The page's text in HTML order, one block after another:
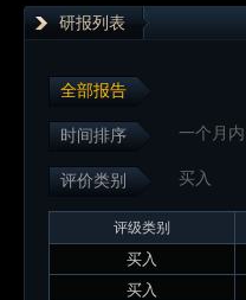
研报列表
全部报告
时间排序 一个月内
评价类别 买入
评级类别
买入
买入